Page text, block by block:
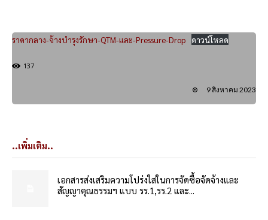
ราคากลาง-จ้างบำรุงรักษา-QTM-และ-Pressure-Drop ดาวน์โหลด
137
9 สิงหาคม 2023
..เพิ่มเติม..
เอกสารส่งเสริมความโปร่งใสในการจัดซื้อจัดจ้างและ
สัญญาคุณธรรมฯ แบบ รร.1,รร.2 และ...